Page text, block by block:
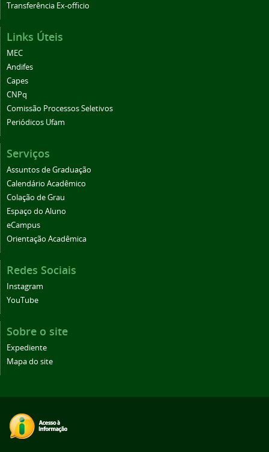
Transferência Ex-officio
Links Úteis
MEC
Andifes
Capes
CNPq
Comissão Processos Seletivos
Periódicos Ufam
Serviços
Assuntos de Graduação
Calendário Acadêmico
Colação de Grau
Espaço do Aluno
eCampus
Orientação Acadêmica
Redes Sociais
Instagram
YouTube
Sobre o site
Expediente
Mapa do site